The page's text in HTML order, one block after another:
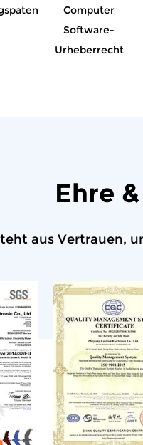
Computer
Software-
Urheberrecht
Ehre
aus Vertrauen,